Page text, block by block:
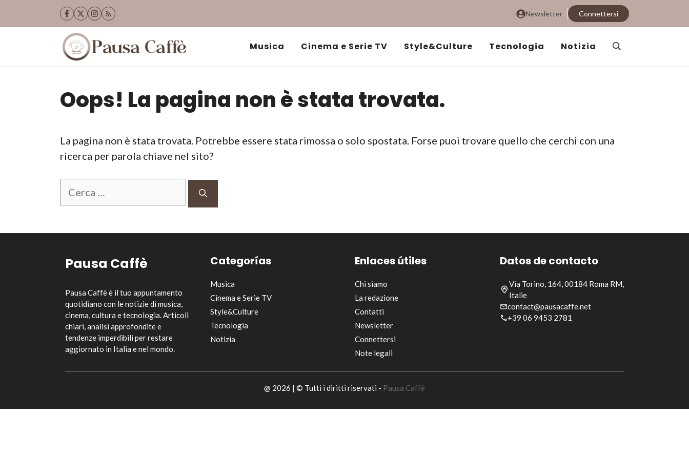
Newsletter Connettersi
Musica Cinema e Serie TV Style&Culture Tecnologia Notizia
Oops! La pagina non è stata trovata.
La pagina non è stata trovata. Potrebbe essere stata rimossa o solo spostata. Forse puoi trovare quello che cerchi con una
ricerca per parola chiave nel sito?
Ricerca
Pausa Caffè
Pausa Caffè è il tuo appuntamento
quotidiano con le notizie di musica,
cinema, cultura e tecnologia. Articoli
chiari, analisi approfondite e
tendenze imperdibili per restare
aggiornato in Italia e nel mondo.
Categorías
Musica
Cinema e Serie TV
Style&Culture
Tecnologia
Notizia
Enlaces útiles
Chi siamo
La redazione
Contatti
Newsletter
Connettersi
Note legali
Datos de contacto
Via Torino, 164, 00184 Roma RM,
Italie
contact@pausacaffe.net
+39 06 9453 2781
@ 2026 | © Tutti i diritti riservati - Pausa Caffè